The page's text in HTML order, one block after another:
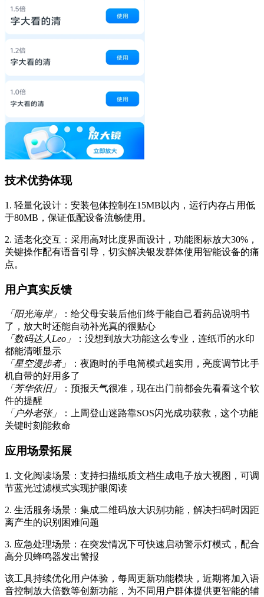
技术优势体现
1. 轻量化设计：安装包体控制在15MB以内，运行内存占用低
于80MB，保证低配设备流畅使用。
2. 适老化交互：采用高对比度界面设计，功能图标放大30%，
关键操作配有语音引导，切实解决银发群体使用智能设备的痛
点。
用户真实反馈
「阳光海岸」
：给父母安装后他们终于能自己看药品说明书
了，放大时还能自动补光真的很贴心
「数码达人Leo」
：没想到放大功能这么专业，连纸币的水印
都能清晰显示
「星空漫步者」
：夜跑时的手电筒模式超实用，亮度调节比手
机自带的好用多了
「芳华依旧」
：预报天气很准，现在出门前都会先看看这个软
件的提醒
「户外老张」
：上周登山迷路靠SOS闪光成功获救，这个功能
关键时刻能救命
应用场景拓展
1. 文化阅读场景：支持扫描纸质文档生成电子放大视图，可调
节蓝光过滤模式实现护眼阅读
2. 生活服务场景：集成二维码放大识别功能，解决扫码时因距
离产生的识别困难问题
3. 应急处理场景：在突发情况下可快速启动警示灯模式，配合
高分贝蜂鸣器发出警报
该工具持续优化用户体验，每周更新功能模块，近期将加入语
音控制放大倍数等创新功能，为不同用户群体提供更智能的辅